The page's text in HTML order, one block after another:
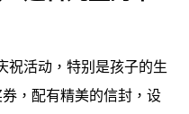
祝活动，特别是孩子的生
，配有精美的信封，设